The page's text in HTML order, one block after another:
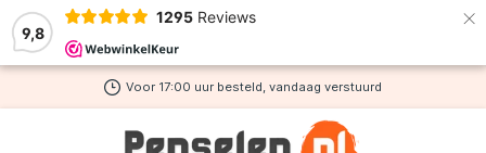
9,8
1295 Reviews ×
hoofdinhoud
Voor 17:00 uur besteld, vandaag verstuurd